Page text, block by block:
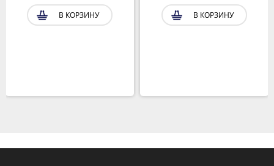
В КОРЗИНУ В КОРЗИНУ